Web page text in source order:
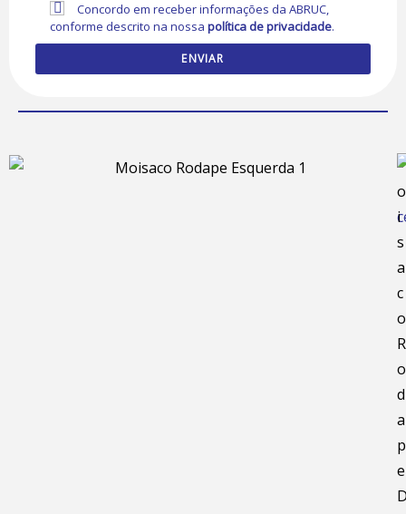
Concordo em receber informações da ABRUC,
conforme descrito na nossapolítica de privacidade.